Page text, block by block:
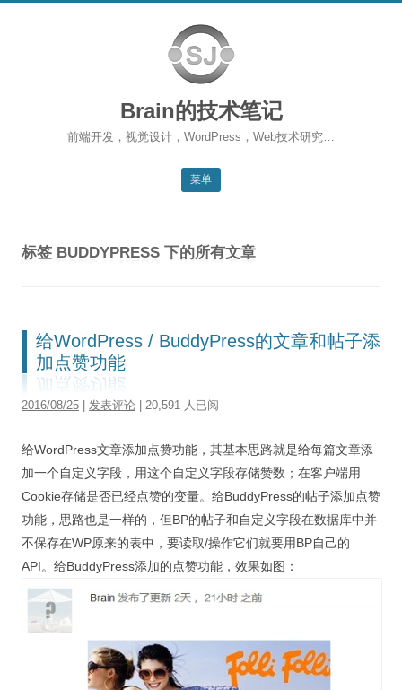
Brain的技术笔记
前端开发，视觉设计，WordPress，Web技术研究…
菜单
博客首页
前端开发
视觉/交互设计
杂项研究
关于本站
标签 BUDDYPRESS 下的所有文章
给WordPress / BuddyPress的文章和帖子添
加点赞功能
2016/08/25 发表评论 | 20,591 人已阅
给WordPress文章添加点赞功能，其基本思路就是给每篇文章添
加一个自定义字段，用这个自定义字段存储赞数；在客户端用
Cookie存储是否已经点赞的变量。给BuddyPress的帖子添加点赞
功能，思路也是一样的，但BP的帖子和自定义字段在数据库中并
不保存在WP原来的表中，要读取/操作它们就要用BP自己的
API。给BuddyPress添加的点赞功能，效果如图：